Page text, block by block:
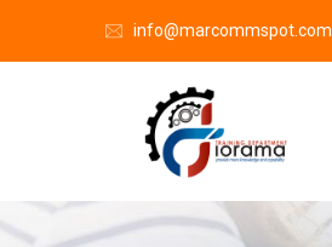
info@marcommspot.com